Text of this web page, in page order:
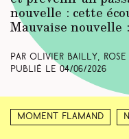
nouvelle : cette
Mauvaise nouvelle
Par Olivier Bailly, Rose
Publié le 04/06/2026
Moment Flamand